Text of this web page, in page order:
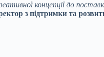
концепції до
з підтримки та